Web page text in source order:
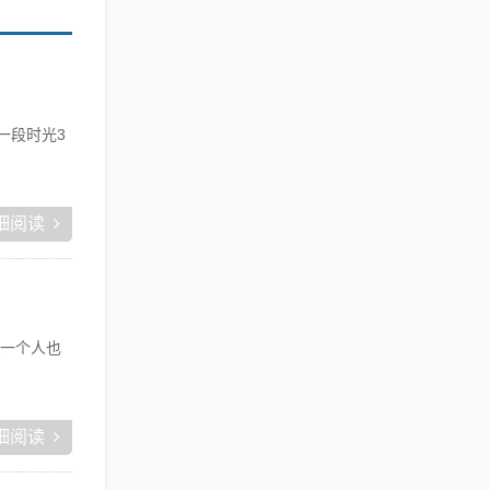
段时光3
阅读
个人也
阅读